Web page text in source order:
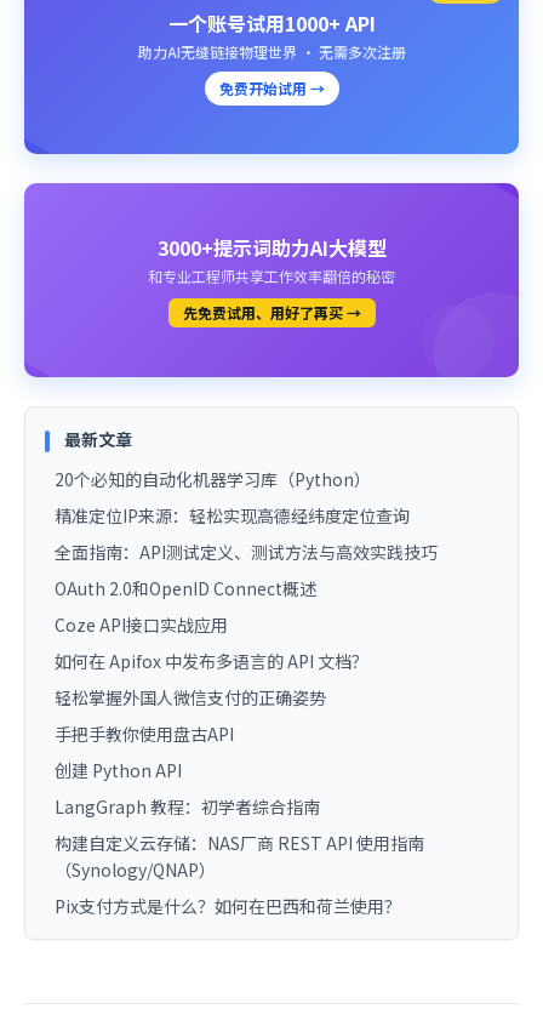
一个账号试用1000+ API
助力AI无缝链接物理世界 · 无需多次注册
免费开始试用 →
3000+提示词助力AI大模型
和专业工程师共享工作效率翻倍的秘密
先免费试用、用好了再买 →
最新文章
20个必知的自动化机器学习库（Python）
精准定位IP来源：轻松实现高德经纬度定位查询
全面指南：API测试定义、测试方法与高效实践技巧
OAuth 2.0和OpenID Connect概述
Coze API接口实战应用
如何在 Apifox 中发布多语言的 API 文档？
轻松掌握外国人微信支付的正确姿势
手把手教你使用盘古API
创建 Python API
LangGraph 教程：初学者综合指南
构建自定义云存储：NAS厂商 REST API 使用指南
（Synology/QNAP）
Pix支付方式是什么？如何在巴西和荷兰使用？